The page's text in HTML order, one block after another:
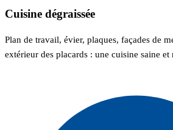
Cuisine dégraissée
Plan de travail, évier, plaques, façades de
extérieur des placards : une cuisine saine et